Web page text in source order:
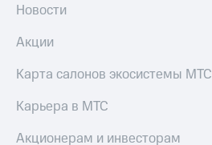
Новости
Акции
Карта салонов экосистемы МТС
Карьера в МТС
Акционерам и инвесторам